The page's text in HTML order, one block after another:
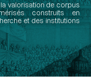
valorisation de corpus
construits en
et des institutions